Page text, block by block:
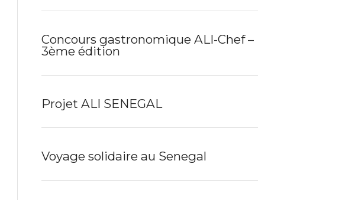
Concours gastronomique ALI-Chef –
3ème édition
Projet ALI SENEGAL
Voyage solidaire au Senegal